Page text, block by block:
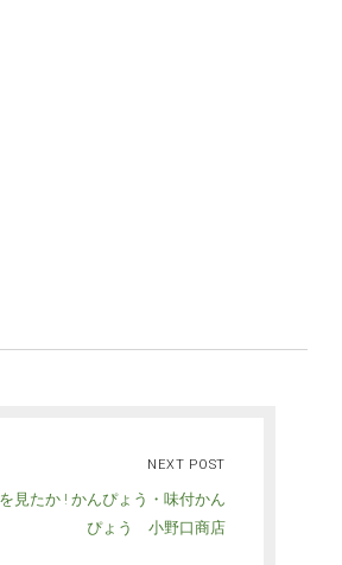
NEXT POST
見たか ! かんぴょう・味付かん
ぴょう 小野口商店